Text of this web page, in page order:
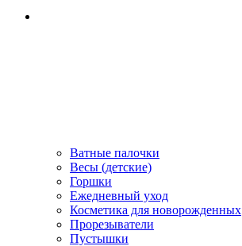
Ватные палочки
Весы (детские)
Горшки
Ежедневный уход
Косметика для новорожденных
Прорезыватели
Пустышки